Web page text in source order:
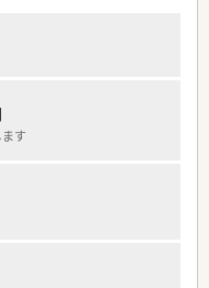
時間程度と少なく、ワーク
働けます。
時までの営業となってお
てやすい環境です。
の取得実績があり、ライフ
や事務員が在籍しており、
やビジョンを共有する機会
れる職場です。
す